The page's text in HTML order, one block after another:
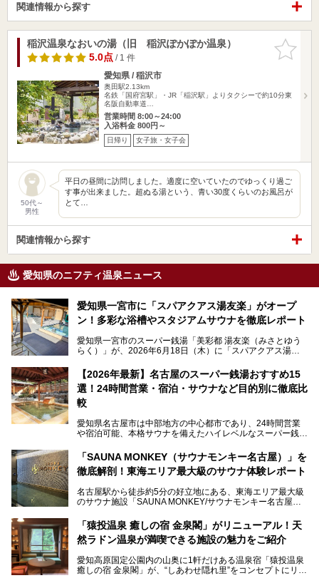
関連情報から探す
お気に入
りに追加
稲沢温泉なおいの湯（旧 稲沢ぽかぽか温泉）
5.0点/ 1 件
愛知県 / 稲沢市
奥田駅2.13km
名鉄「国府宮駅」・JR「稲沢駅」よりタクシーで約10分東
名阪自動車道…
営業時間 8:00～24:00
入浴料金 800円～
日帰り 女子旅・女子会
50代～
男性
平日の昼間に訪問しました。適度に空いていたのでゆっくり過ご
す事が出来ました。超ぬる湯という、青い30度くらいのお風呂が
とて…
関連情報から探す
愛知県のニフティ温泉ニュース
愛知県一宮市に「スパアクアス湯友楽」がオープ
ン！多彩な浴槽やスタジアムサウナを徹底レポート
愛知県一宮市のスーパー銭湯「美彩都 湯友楽（みさとゆう
らく）」が、2026年6月18日（木）に「スパアクアス湯友
この地で30年にわたり愛され続けてきた施設だからこそ、
地元住民をはじめオープンを待ちわびている人も多いのでは
ないでしょうか。
老朽化した設備の補修を機に、2年前からじっくり構想を練
ってきたというだけあって、館内の充実度は想像以上。
以前の4倍に拡張したという露天エリアや10の浴槽、40人収
容の巨大なスタジアムサウナに、岩盤浴やリラクゼーション
までまるごと楽しめる施設に生まれ変わりました。
今回は、全面リニューアルして新しくなった「スパアクアス
【2026年最新】名古屋のスーパー銭湯おすすめ15
選！24時間営業・宿泊・サウナなど目的別に徹底比
較
愛知県名古屋市は中部地方の中心都市であり、24時間営業
や宿泊可能、本格サウナを備えたハイレベルなスーパー銭湯
そのため、「日々の仕事の疲れを心身ともにリセットした
い」「休日に時間を忘れて1日中ダラダラ過ごしたい」「コ
くある点が魅力です！
お好みの温泉施設を見つけて楽しんでくださいね。
「SAUNA MONKEY（サウナモンキー名古屋）」を
徹底解剖！東海エリア最大級のサウナ体験レポート
名古屋駅から徒歩約5分の好立地にある、東海エリア最大級
のサウナ施設「SAUNA MONKEY/サウナモンキー名古屋」
「名古屋駅周辺ってサウナが少ないよね」という声をよく耳
にするだけあり、アクセスの良さにも胸が高鳴ります。
今回は普段は男性専用となっているパブリックサウナが、女
さっそく取材してきました！
「猿投温泉 癒しの宿 金泉閣」がリニューアル！天
然ラドン温泉が満喫できる施設の魅力をご紹介
愛知高原国定公園内の山奥に1軒だけある温泉宿「猿投温泉
癒しの宿 金泉閣」が、“しあわせ隠れ里”をコンセプトにリニ